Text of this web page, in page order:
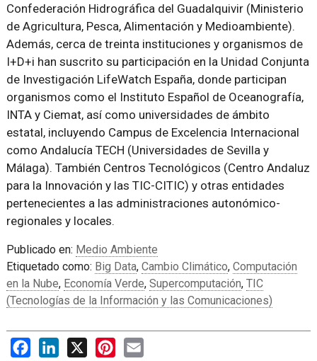
Confederación Hidrográfica del Guadalquivir (Ministerio
de Agricultura, Pesca, Alimentación y Medioambiente).
Además, cerca de treinta instituciones y organismos de
I+D+i han suscrito su participación en la Unidad Conjunta
de Investigación LifeWatch España, donde participan
organismos como el Instituto Español de Oceanografía,
INTA y Ciemat, así como universidades de ámbito
estatal, incluyendo Campus de Excelencia Internacional
como Andalucía TECH (Universidades de Sevilla y
Málaga). También Centros Tecnológicos (Centro Andaluz
para la Innovación y las TIC-CITIC) y otras entidades
pertenecientes a las administraciones autonómico-
regionales y locales.
Publicado en: Medio Ambiente
Etiquetado como: Big Data, Cambio Climático, Computación
en la Nube, Economía Verde, Supercomputación, TIC
(Tecnologías de la Información y las Comunicaciones)
FacebookLinkedIn
X PinterestEmail